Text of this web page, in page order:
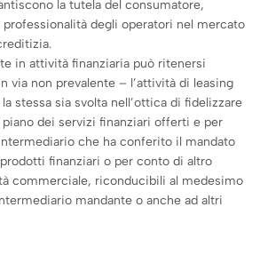
la tutela del consumatore,
professionalità degli operatori nel mercato
in attività finanziaria può ritenersi
via non prevalente – l’attività di leasing
stessa sia svolta nell’ottica di fidelizzare
piano dei servizi finanziari offerti e per
che ha conferito il mandato
finanziari o per conto di altro
commerciale, riconducibili al medesimo
mandante o anche ad altri